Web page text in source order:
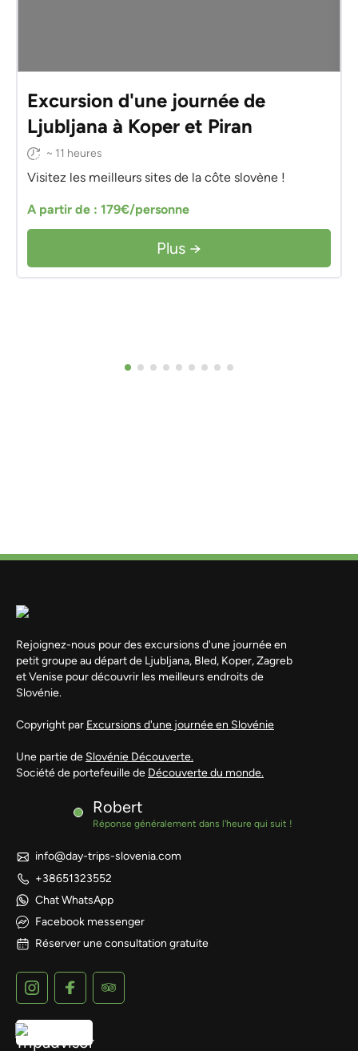
Excursion d'une journée de
Ljubljana à Koper et Piran
~ 11 heures
Visitez les meilleurs sites de la côte slovène !
A partir de : 179€/personne
Plus →
Rejoignez-nous pour des excursions d'une journée en
petit groupe au départ de Ljubljana, Bled, Koper, Zagreb
et Venise pour découvrir les meilleurs endroits de
Slovénie.
Copyright par Excursions d'une journée en Slovénie
Une partie de Slovénie Découverte.
Société de portefeuille de Découverte du monde.
Robert
Réponse généralement dans l'heure qui suit !
info@day-trips-slovenia.com
+38651323552
Chat WhatsApp
Facebook messenger
Réserver une consultation gratuite